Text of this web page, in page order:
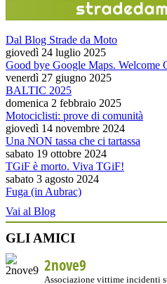
Dal Blog Strade da Moto
giovedì 24 luglio 2025
Good bye Google Maps. Welcome
venerdì 27 giugno 2025
BALTIC 2025
domenica 2 febbraio 2025
Motociclisti: prove di comunità
giovedì 14 novembre 2024
Una NON tassa che ci tartassa
sabato 19 ottobre 2024
TGiF è morto. Viva TGiF!
sabato 3 agosto 2024
Fuga (in Aubrac)
Vai al Blog
GLI AMICI
2nove9
Associazione vittime incidenti